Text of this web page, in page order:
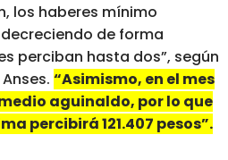
los haberes mínimo
de forma
perciban hasta dos”, según
“Asimismo, en el mes
aguinaldo, por lo que
percibirá 121.407 pesos”.